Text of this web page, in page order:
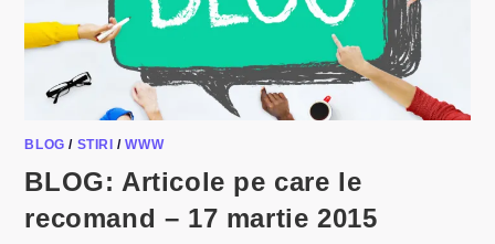
BLOG / STIRI /WWW
BLOG: Articole pe care le
recomand – 17 martie 2015